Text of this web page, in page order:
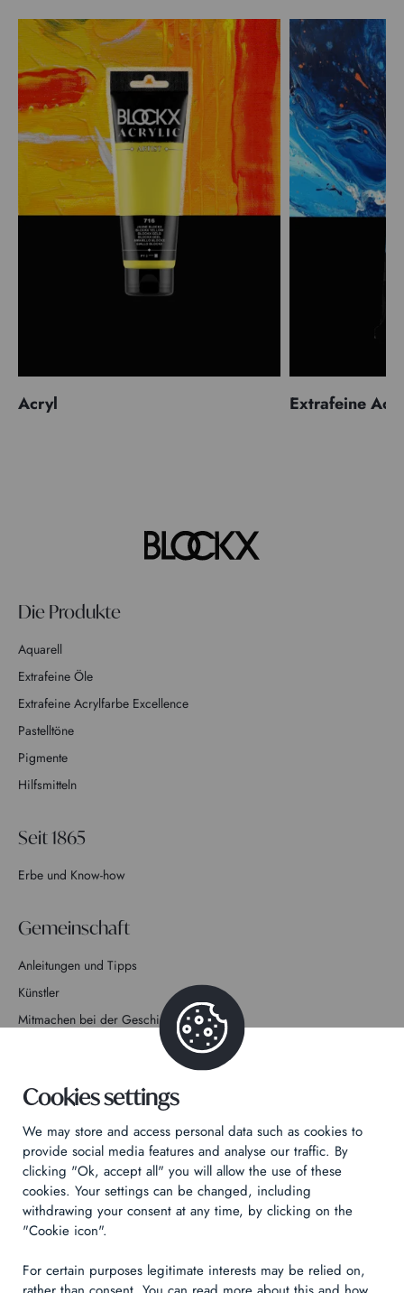
Acryl Extrafeine
Die Produkte
Aquarell
Extrafeine Öle
Extrafeine Acrylfarbe Excellence
Pastelltöne
Pigmente
Hilfsmitteln
Seit 1865
Erbe und Know-how
Gemeinschaft
Anleitungen und Tipps
Künstler
Mitmachen bei der Geschichte
Datenschutzrichtlinie
Rechtliche Hinweise
Technical & Legal informations
Made byIzhak
Cookies settings
We may store and access personal data such as cookies to
provide social media features and analyse our traffic. By
clicking "Ok, accept all" you will allow the use of these
cookies. Your settings can be changed, including
withdrawing your consent at any time, by clicking on the
"Cookie icon".
For certain purposes legitimate interests may be relied on,